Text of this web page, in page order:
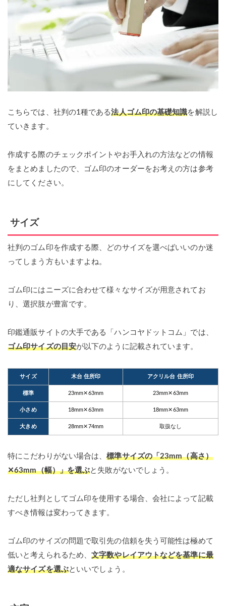
こちらでは、社判の1種である法人ゴム印の基礎知識を解説し
ていきます。
作成する際のチェックポイントやお手入れの方法などの情報
をまとめましたので、ゴム印のオーダーをお考えの方は参考
にしてください。
サイズ
社判のゴム印を作成する際、どのサイズを選べばいいのか迷
ってしまう方もいますよね。
ゴム印にはニーズに合わせて様々なサイズが用意されてお
り、選択肢が豊富です。
印鑑通販サイトの大手である「ハンコヤドットコム」では、
ゴム印サイズの目安が以下のように記載されています。
サイズ 木台 住所印 アクリル台 住所印
標準 23mm✕63mm 23mm✕63mm
小さめ 18mm✕63mm 18mm✕63mm
大きめ 28mm✕74mm 取扱なし
特にこだわりがない場合は、標準サイズの「23mm（高さ）
✕63mm（幅）」を選ぶと失敗がないでしょう。
ただし社判としてゴム印を使用する場合、会社によって記載
すべき情報は変わってきます。
ゴム印のサイズの問題で取引先の信頼を失う可能性は極めて
低いと考えられるため、文字数やレイアウトなどを基準に最
適なサイズを選ぶといいでしょう。